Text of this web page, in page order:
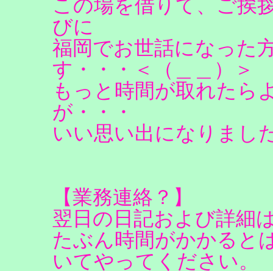
この場を借りて、ご挨
びに
福岡でお世話になった
す・・・＜（＿＿）＞
もっと時間が取れたら
が・・・
いい思い出になりまし
【業務連絡？】
翌日の日記および詳細
たぶん時間がかかると
いてやってください。